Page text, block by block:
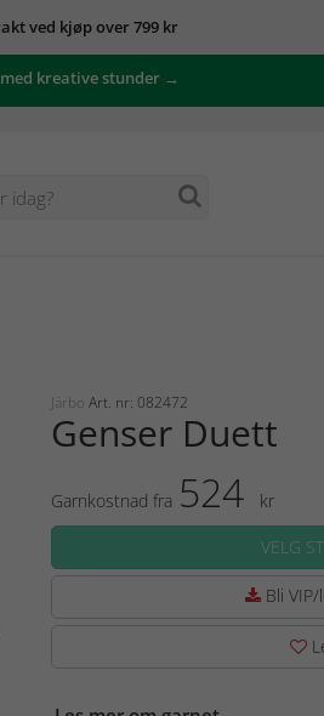
ved kjøp over 799 kr
kreative stunder →
Järbo Art. nr: 082472
Genser Duett
Garnkostnad fra 524
kr
VELG
Bli VIP/